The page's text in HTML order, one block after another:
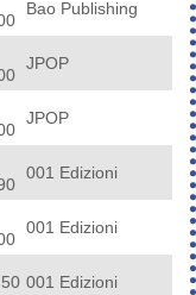
Bao Publishing
JPOP
JPOP
001 Edizioni
001 Edizioni
001 Edizioni